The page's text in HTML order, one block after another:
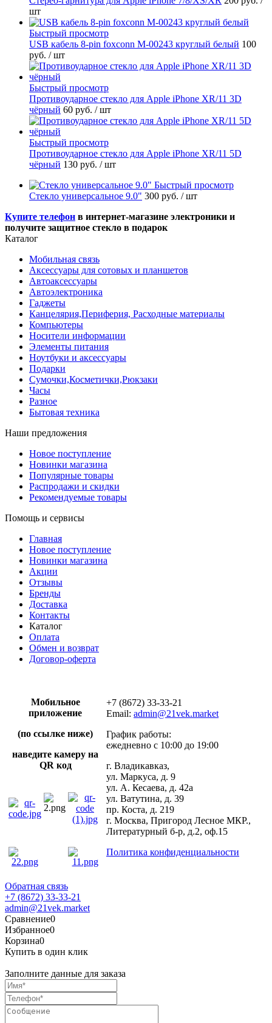
шт
Быстрый просмотр
USB кабель 8-pin foxconn M-00243 круглый белый 100
руб. / шт
Быстрый просмотр
Противоударное стекло для Apple iPhone XR/11 3D
чёрный 60 руб. / шт
Быстрый просмотр
Противоударное стекло для Apple iPhone XR/11 5D
чёрный 130 руб. / шт
Быстрый просмотр
Стекло универсальное 9.0" 300 руб. / шт
Купите телефон в интернет-магазине электроники и
получите защитное стекло в подарок
Каталог
Мобильная связь
Аксессуары для сотовых и планшетов
Автоаксессуары
Автоэлектроника
Гаджеты
Канцелярия,Периферия, Расходные материалы
Компьютеры
Носители информации
Элементы питания
Ноутбуки и аксессуары
Подарки
Сумочки,Косметички,Рюкзаки
Часы
Разное
Бытовая техника
Наши предложения
Новое поступление
Новинки магазина
Популярные товары
Распродажи и скидки
Рекомендуемые товары
Помощь и сервисы
Главная
Новое поступление
Новинки магазина
Акции
Отзывы
Бренды
Доставка
Контакты
Каталог
Оплата
Обмен и возврат
Договор-оферта
Мобильное
приложение
(по ссылке ниже)
наведите камеру на
QR код
+7 (8672) 33-33-21
Email: admin@21vek.market
График работы:
ежедневно с 10:00 до 19:00
г. Владикавказ,
ул. Маркуса, д. 9
ул. А. Кесаева, д. 42а
ул. Ватутина, д. 39
пр. Коста, д. 219
г. Москва, Пригород Лесное МКР.,
Литературный б-р, д.2, оф.15
Политика конфиденциальности
Обратная связь
+7 (8672) 33-33-21
admin@21vek.market
Сравнение0
Избранное0
Корзина0
Купить в один клик
Заполните данные для заказа